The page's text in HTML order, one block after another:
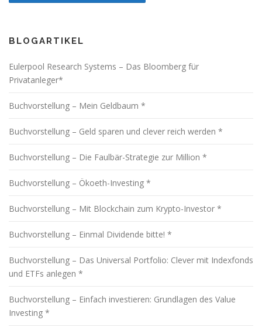
BLOGARTIKEL
Eulerpool Research Systems – Das Bloomberg für
Privatanleger*
Buchvorstellung – Mein Geldbaum *
Buchvorstellung – Geld sparen und clever reich werden *
Buchvorstellung – Die Faulbär-Strategie zur Million *
Buchvorstellung – Ökoeth-Investing *
Buchvorstellung – Mit Blockchain zum Krypto-Investor *
Buchvorstellung – Einmal Dividende bitte! *
Buchvorstellung – Das Universal Portfolio: Clever mit Indexfonds
und ETFs anlegen *
Buchvorstellung – Einfach investieren: Grundlagen des Value
Investing *